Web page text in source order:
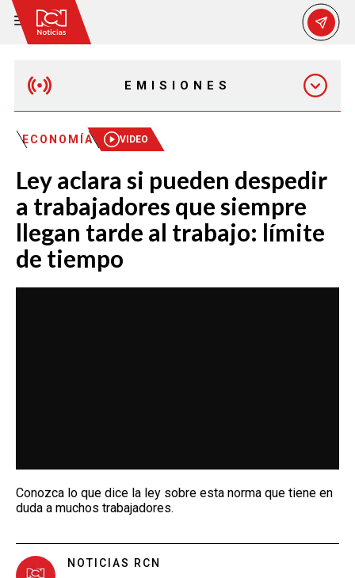
EMISIONES
EMISIÓN 12:30 PM
EMISIÓN 7:00 PM
ECONOMÍA VIDEO
Ley aclara si pueden despedir
a trabajadores que siempre
llegan tarde al trabajo: límite
de tiempo
Conozca lo que dice la ley sobre esta norma que tiene en
duda a muchos trabajadores.
NOTICIAS RCN